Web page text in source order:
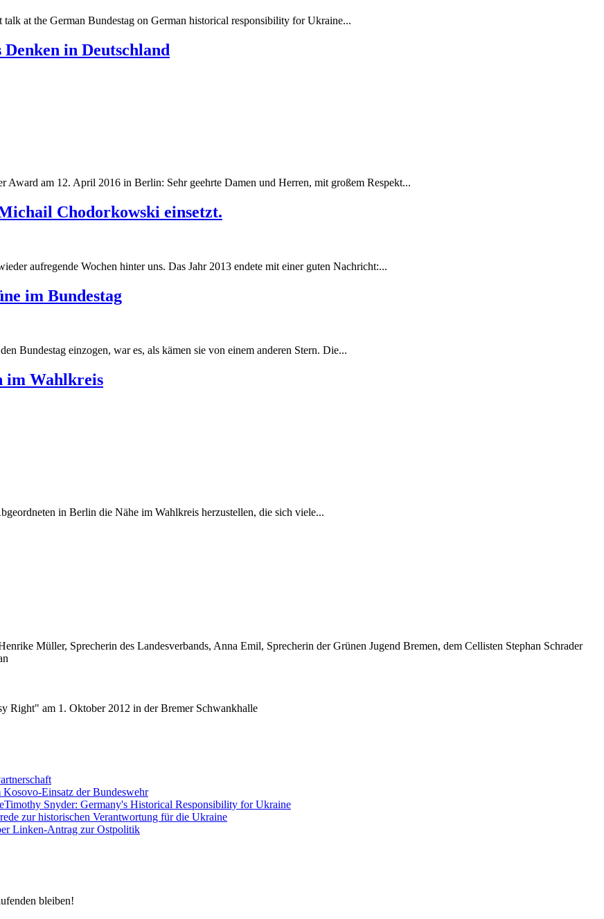
at the German Bundestag on German historical responsibility for Ukraine...
in Deutschland
Award am 12. April 2016 in Berlin: Sehr geehrte Damen und Herren, mit großem Respekt...
Chodorkowski einsetzt.
aufregende Wochen hinter uns. Das Jahr 2013 endete mit einer guten Nachricht:...
im Bundestag
Bundestag einzogen, war es, als kämen sie von einem anderen Stern. Die...
im Wahlkreis
in Berlin die Nähe im Wahlkreis herzustellen, die sich viele...
Müller, Sprecherin des Landesverbands, Anna Emil, Sprecherin der Grünen Jugend Bremen, dem Cellisten Stephan Schrader
Right" am 1. Oktober 2012 in der Bremer Schwankhalle
Kosovo-Einsatz der Bundeswehr
Timothy Snyder: Germany's Historical Responsibility for Ukraine
zur historischen Verantwortung für die Ukraine
Linken-Antrag zur Ostpolitik
bleiben!